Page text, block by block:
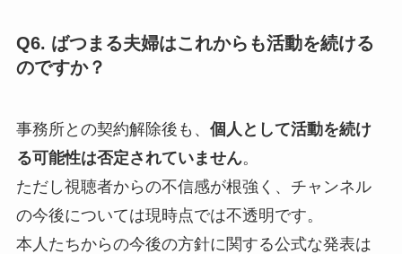
Q6. ばつまる夫婦はこれからも活動を続ける
のですか？
事務所との契約解除後も、 個人として活動を続け
る可能性は否定されていません。
ただし視聴者からの不信感が根強く、チャンネル
の今後については現時点では不透明です。
本人たちからの今後の方針に関する公式な発表は